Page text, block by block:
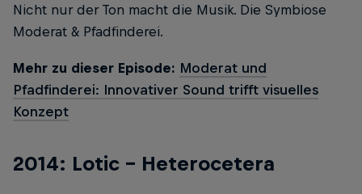
Nicht nur der Ton macht die Musik. Die Symbiose
Moderat & Pfadfinderei.
Mehr zu dieser Episode: Moderat und
Pfadfinderei: Innovativer Sound trifft visuelles
Konzept
2014: Lotic - Heterocetera